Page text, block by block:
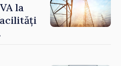
la